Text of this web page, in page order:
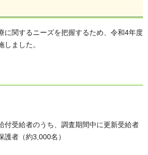
に関するニーズを把握するため、令和4年度
ました。
付受給者のうち、調査期間中に更新受給者
者（約3,000名）